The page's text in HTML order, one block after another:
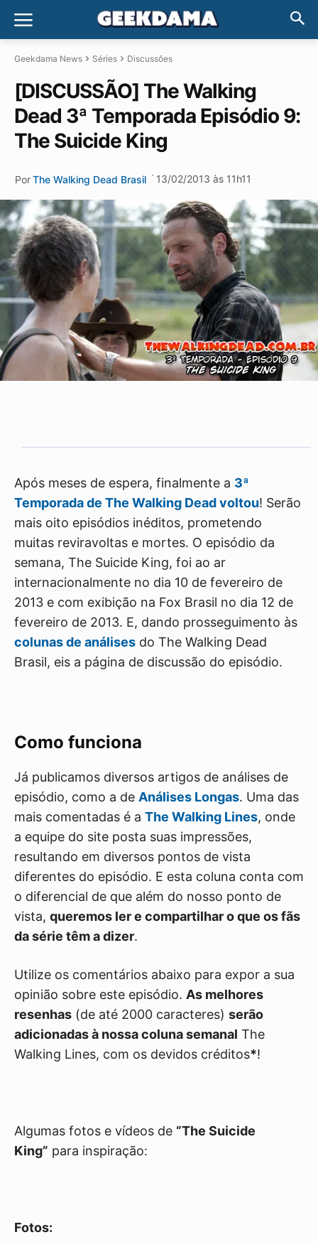
Geekdama News Séries Discussões
[DISCUSSÃO] The Walking
Dead 3ª Temporada Episódio 9:
The Suicide King
PorThe Walking Dead Brasil · 13/02/2013 às 11h11
Após meses de espera, finalmente a 3ª
Temporada de The Walking Dead voltou! Serão
mais oito episódios inéditos, prometendo
muitas reviravoltas e mortes. O episódio da
semana, The Suicide King, foi ao ar
internacionalmente no dia 10 de fevereiro de
2013 e com exibição na Fox Brasil no dia 12 de
fevereiro de 2013. E, dando prosseguimento às
colunas de análises do The Walking Dead
Brasil, eis a página de discussão do episódio.
Como funciona
Já publicamos diversos artigos de análises de
episódio, como a de Análises Longas. Uma das
mais comentadas é a The Walking Lines, onde
a equipe do site posta suas impressões,
resultando em diversos pontos de vista
diferentes do episódio. E esta coluna conta com
o diferencial de que além do nosso ponto de
vista, queremos ler e compartilhar o que os fãs
da série têm a dizer.
Utilize os comentários abaixo para expor a sua
opinião sobre este episódio. As melhores
resenhas (de até 2000 caracteres) serão
adicionadas à nossa coluna semanal The
Walking Lines, com os devidos créditos*!
Algumas fotos e vídeos de “The Suicide
King” para inspiração:
Fotos: